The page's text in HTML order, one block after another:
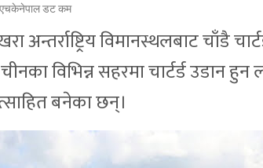
एचकेनेपाल डट कम
अन्तर्राष्ट्रिय विमानस्थलबाट
विभिन्न सहरमा चार्टर्ड उडान
बनेका छन्।